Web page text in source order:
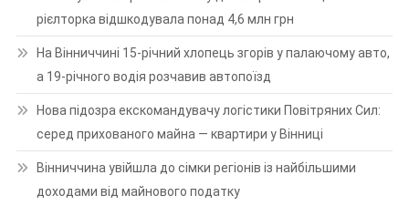
рієлторка відшкодувала понад 4,6 млн грн
На Вінниччині 15-річний хлопець згорів у палаючому авто,
а 19-річного водія розчавив автопоїзд
Нова підозра екскомандувачу логістики Повітряних Сил:
серед прихованого майна — квартири у Вінниці
Вінниччина увійшла до сімки регіонів із найбільшими
доходами від майнового податку